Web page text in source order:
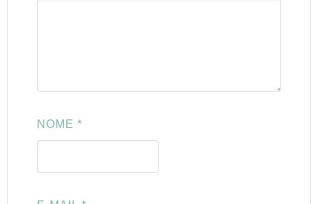
NOME*